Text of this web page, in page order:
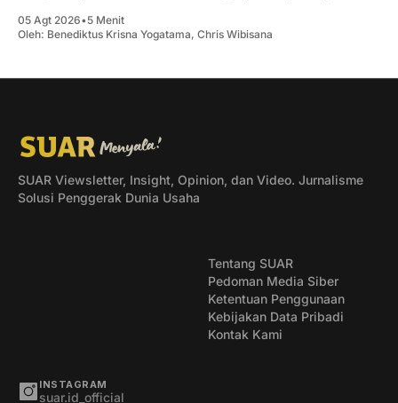
05 Agt 2026•5 Menit
Oleh: Benediktus Krisna Yogatama, Chris Wibisana
SUAR Viewsletter, Insight, Opinion, dan Video. Jurnalisme
Solusi Penggerak Dunia Usaha
Tentang SUAR
Pedoman Media Siber
Ketentuan Penggunaan
Kebijakan Data Pribadi
Kontak Kami
INSTAGRAM
suar.id_official